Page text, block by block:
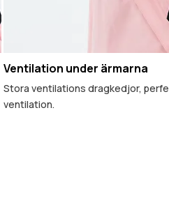
Ventilation under ärmarna
Stora ventilations dragkedjor,
ventilation.